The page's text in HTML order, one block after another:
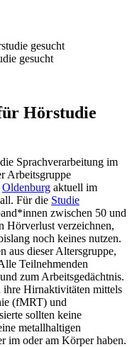
gesucht
Hörstudie
Sprachverarbeitung im
Arbeitsgruppe
Oldenburg aktuell im
Für die Studie
zwischen 50 und
Hörverlust verzeichnen,
noch keines nutzen.
aus dieser Altersgruppe,
Teilnehmenden
zum Arbeitsgedächtnis.
ihre Hirnaktivitäten mittels
(fMRT) und
sollten keine
metallhaltigen
im oder am Körper haben.